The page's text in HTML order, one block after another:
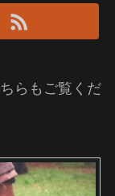
らもご覧くだ